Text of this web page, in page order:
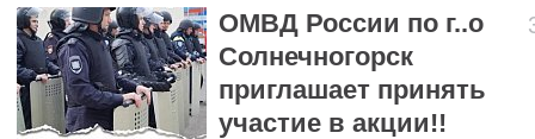
ОМВД России по г..о
Солнечногорск
приглашает принять
участие в акции!!